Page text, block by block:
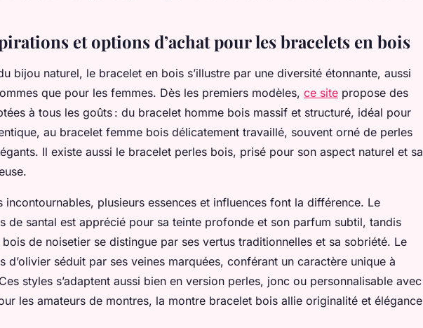
et options d’achat pour les bracelets en bois
bijou naturel, le bracelet en bois s’illustre par une diversité étonnante, aussi
que pour les femmes. Dès les premiers modèles, ce site propose des
à tous les goûts : du bracelet homme bois massif et structuré, idéal pour
au bracelet femme bois délicatement travaillé, souvent orné de perles
Il existe aussi le bracelet perles bois, prisé pour son aspect naturel et sa
incontournables, plusieurs essences et influences font la différence. Le
de santal est apprécié pour sa teinte profonde et son parfum subtil, tandis
de noisetier se distingue par ses vertus traditionnelles et sa sobriété. Le
d’olivier séduit par ses veines marquées, conférant un caractère unique à
styles s’adaptent aussi bien en version perles, jonc ou personnalisable avec
les amateurs de montres, la montre bracelet bois allie originalité et élégance